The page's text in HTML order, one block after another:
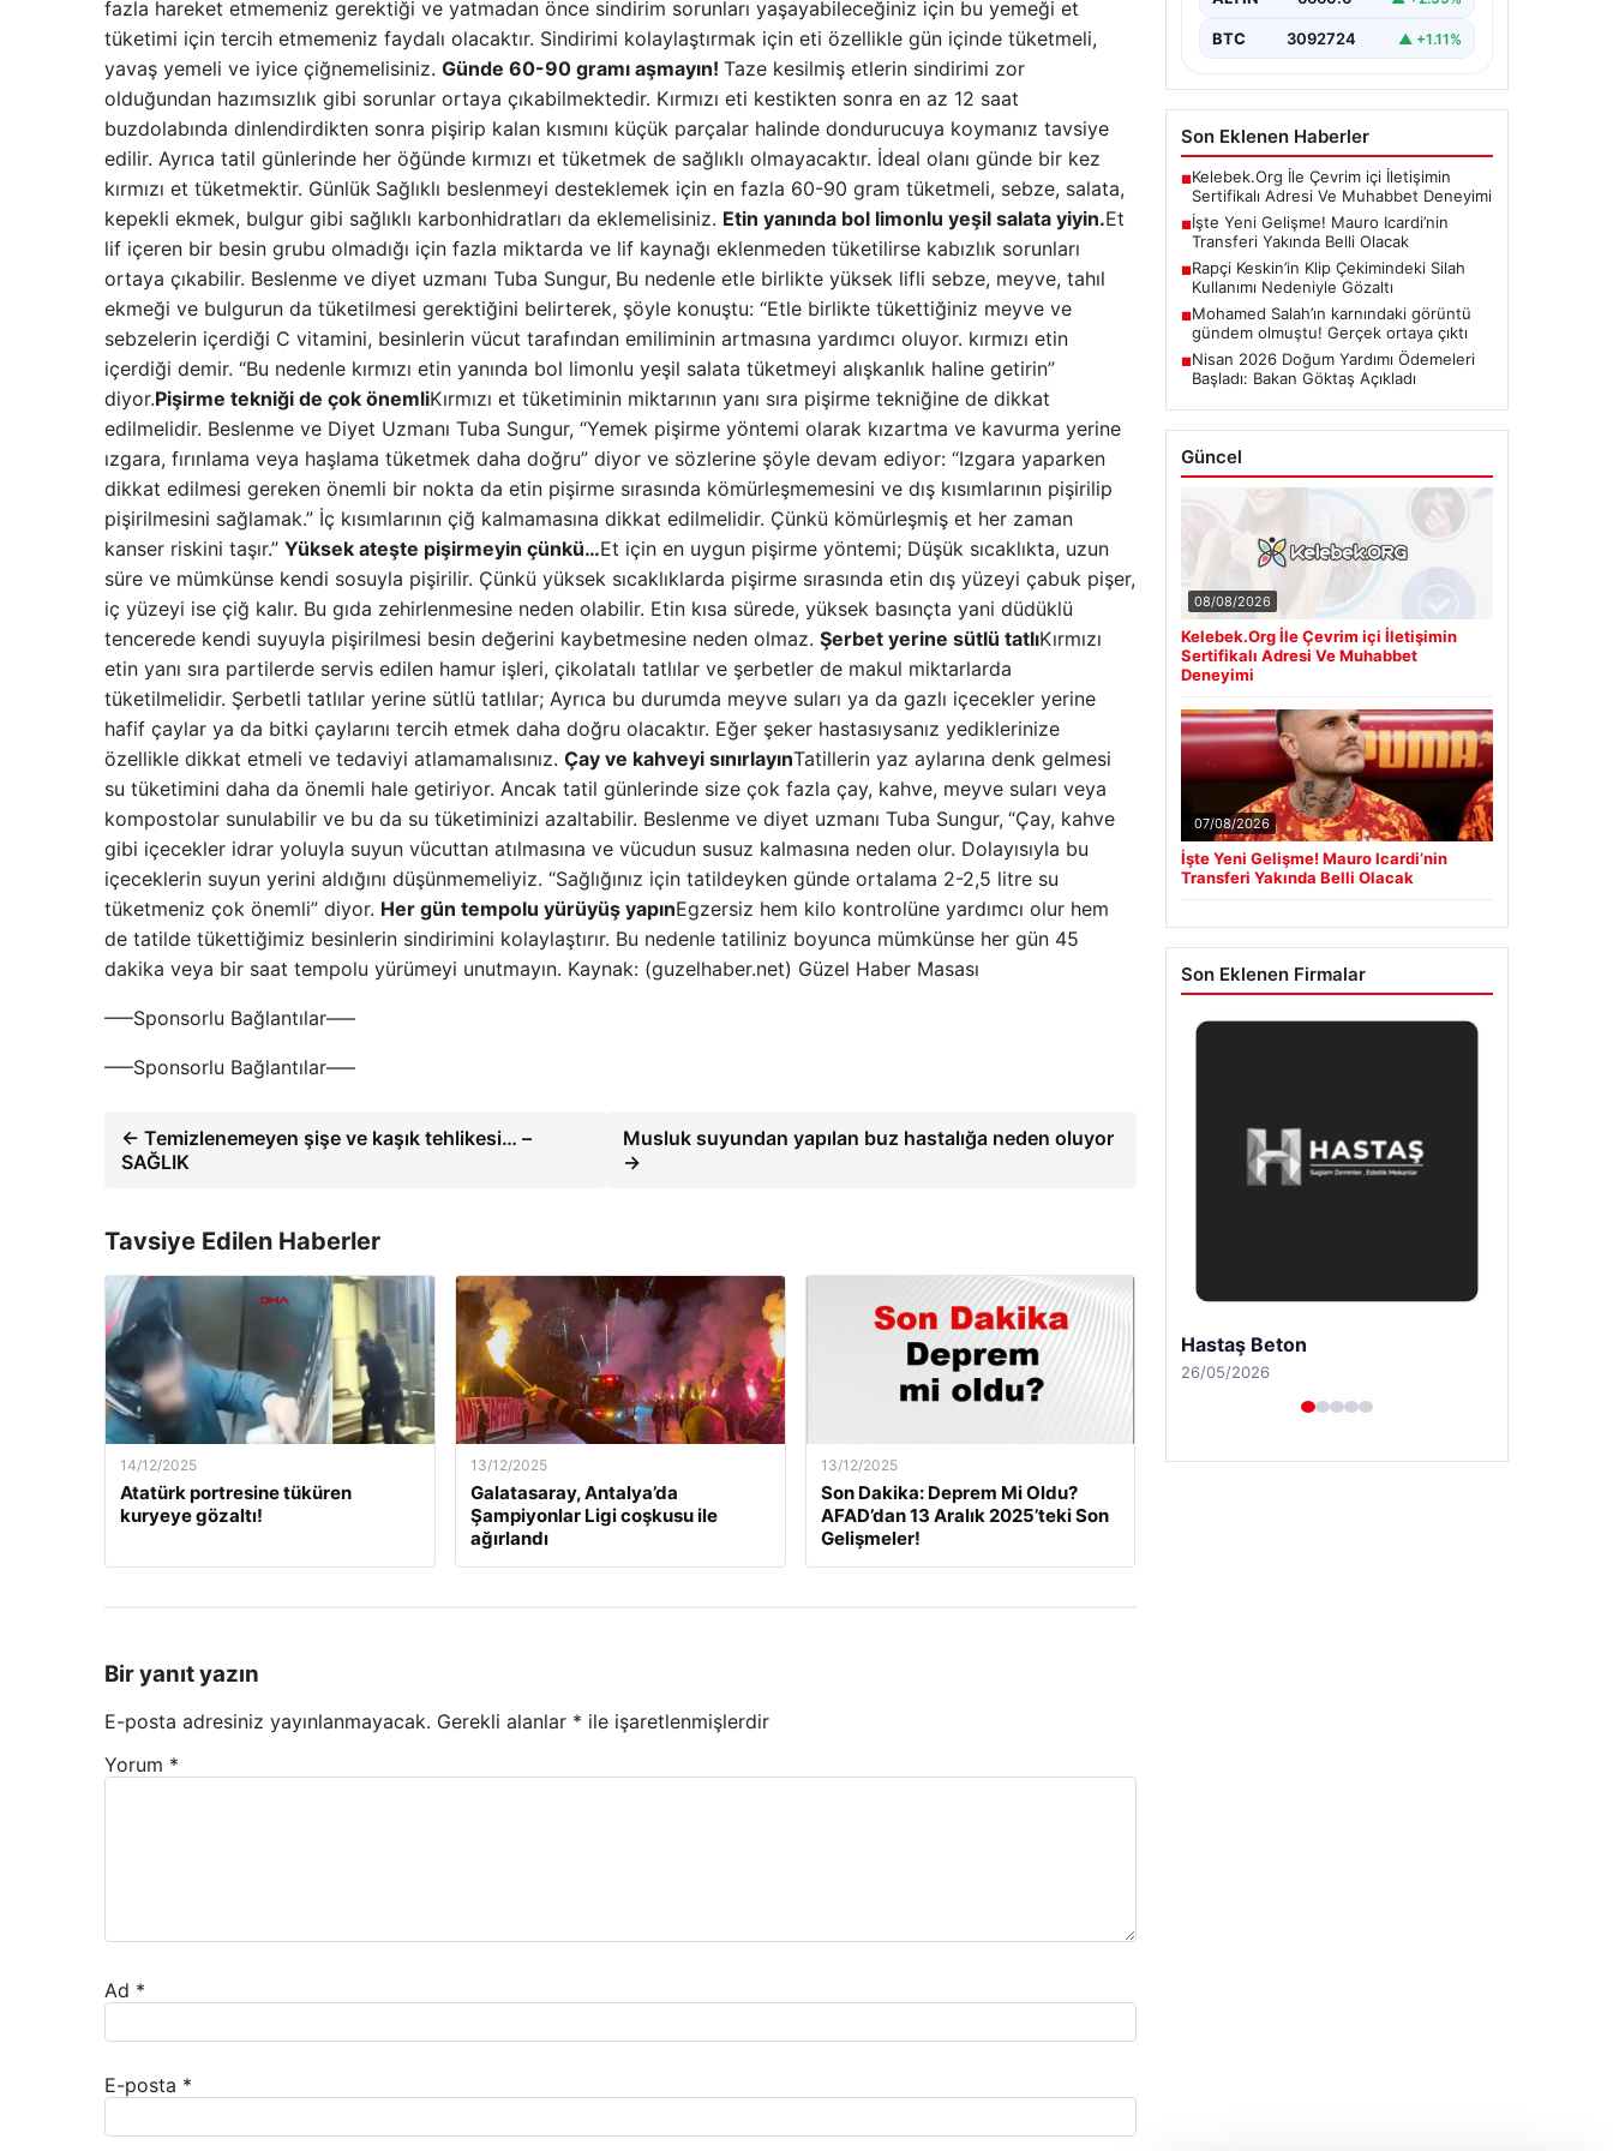
fazla hareket etmemeniz gerektiği ve yatmadan önce sindirim sorunları yaşayabileceğiniz için bu yemeği et
tüketimi için tercih etmemeniz faydalı olacaktır. Sindirimi kolaylaştırmak için eti özellikle gün içinde tüketmeli,
yavaş yemeli ve iyice çiğnemelisiniz. Günde 60-90 gramı aşmayın! Taze kesilmiş etlerin sindirimi zor
olduğundan hazımsızlık gibi sorunlar ortaya çıkabilmektedir. Kırmızı eti kestikten sonra en az 12 saat
buzdolabında dinlendirdikten sonra pişirip kalan kısmını küçük parçalar halinde dondurucuya koymanız tavsiye
edilir. Ayrıca tatil günlerinde her öğünde kırmızı et tüketmek de sağlıklı olmayacaktır. İdeal olanı günde bir kez
kırmızı et tüketmektir. Günlük Sağlıklı beslenmeyi desteklemek için en fazla 60-90 gram tüketmeli, sebze, salata,
kepekli ekmek, bulgur gibi sağlıklı karbonhidratları da eklemelisiniz. Etin yanında bol limonlu yeşil salata yiyin.Et
lif içeren bir besin grubu olmadığı için fazla miktarda ve lif kaynağı eklenmeden tüketilirse kabızlık sorunları
ortaya çıkabilir. Beslenme ve diyet uzmanı Tuba Sungur, Bu nedenle etle birlikte yüksek lifli sebze, meyve, tahıl
ekmeği ve bulgurun da tüketilmesi gerektiğini belirterek, şöyle konuştu: “Etle birlikte tükettiğiniz meyve ve
sebzelerin içerdiği C vitamini, besinlerin vücut tarafından emiliminin artmasına yardımcı oluyor. kırmızı etin
içerdiği demir. “Bu nedenle kırmızı etin yanında bol limonlu yeşil salata tüketmeyi alışkanlık haline getirin”
diyor.Pişirme tekniği de çok önemliKırmızı et tüketiminin miktarının yanı sıra pişirme tekniğine de dikkat
edilmelidir. Beslenme ve Diyet Uzmanı Tuba Sungur, “Yemek pişirme yöntemi olarak kızartma ve kavurma yerine
ızgara, fırınlama veya haşlama tüketmek daha doğru” diyor ve sözlerine şöyle devam ediyor: “Izgara yaparken
dikkat edilmesi gereken önemli bir nokta da etin pişirme sırasında kömürleşmemesini ve dış kısımlarının pişirilip
pişirilmesini sağlamak.” İç kısımlarının çiğ kalmamasına dikkat edilmelidir. Çünkü kömürleşmiş et her zaman
kanser riskini taşır.” Yüksek ateşte pişirmeyin çünkü…Et için en uygun pişirme yöntemi; Düşük sıcaklıkta, uzun
süre ve mümkünse kendi sosuyla pişirilir. Çünkü yüksek sıcaklıklarda pişirme sırasında etin dış yüzeyi çabuk pişer,
iç yüzeyi ise çiğ kalır. Bu gıda zehirlenmesine neden olabilir. Etin kısa sürede, yüksek basınçta yani düdüklü
tencerede kendi suyuyla pişirilmesi besin değerini kaybetmesine neden olmaz. Şerbet yerine sütlü tatlıKırmızı
etin yanı sıra partilerde servis edilen hamur işleri, çikolatalı tatlılar ve şerbetler de makul miktarlarda
tüketilmelidir. Şerbetli tatlılar yerine sütlü tatlılar; Ayrıca bu durumda meyve suları ya da gazlı içecekler yerine
hafif çaylar ya da bitki çaylarını tercih etmek daha doğru olacaktır. Eğer şeker hastasıysanız yediklerinize
özellikle dikkat etmeli ve tedaviyi atlamamalısınız. Çay ve kahveyi sınırlayınTatillerin yaz aylarına denk gelmesi
su tüketimini daha da önemli hale getiriyor. Ancak tatil günlerinde size çok fazla çay, kahve, meyve suları veya
kompostolar sunulabilir ve bu da su tüketiminizi azaltabilir. Beslenme ve diyet uzmanı Tuba Sungur, “Çay, kahve
gibi içecekler idrar yoluyla suyun vücuttan atılmasına ve vücudun susuz kalmasına neden olur. Dolayısıyla bu
içeceklerin suyun yerini aldığını düşünmemeliyiz. “Sağlığınız için tatildeyken günde ortalama 2-2,5 litre su
tüketmeniz çok önemli” diyor. Her gün tempolu yürüyüş yapınEgzersiz hem kilo kontrolüne yardımcı olur hem
de tatilde tükettiğimiz besinlerin sindirimini kolaylaştırır. Bu nedenle tatiliniz boyunca mümkünse her gün 45
dakika veya bir saat tempolu yürümeyi unutmayın. Kaynak: (guzelhaber.net) Güzel Haber Masası
—–Sponsorlu Bağlantılar—–
—–Sponsorlu Bağlantılar—–
← Temizlenemeyen şişe ve kaşık tehlikesi… –
SAĞLIK
Musluk suyundan yapılan buz hastalığa neden oluyor
→
Tavsiye Edilen Haberler
14/12/2025
Atatürk portresine tüküren
kuryeye gözaltı!
13/12/2025
Galatasaray, Antalya’da
Şampiyonlar Ligi coşkusu ile
ağırlandı
13/12/2025
Son Dakika: Deprem Mi Oldu?
AFAD’dan 13 Aralık 2025’teki Son
Gelişmeler!
Bir yanıt yazın
E-posta adresiniz yayınlanmayacak. Gerekli alanlar * ile işaretlenmişlerdir
Yorum *
Ad *
E-posta *
yeni adresini…
BTC 3092724 ▲ +1.11%
Son Eklenen Haberler
■Kelebek.Org İle Çevrim içi İletişimin
Sertifikalı Adresi Ve Muhabbet Deneyimi
■İşte Yeni Gelişme! Mauro Icardi’nin
Transferi Yakında Belli Olacak
■Rapçi Keskin’in Klip Çekimindeki Silah
Kullanımı Nedeniyle Gözaltı
■Mohamed Salah’ın karnındaki görüntü
gündem olmuştu! Gerçek ortaya çıktı
■Nisan 2026 Doğum Yardımı Ödemeleri
Başladı: Bakan Göktaş Açıkladı
Güncel
08/08/2026
Kelebek.Org İle Çevrim içi İletişimin
Sertifikalı Adresi Ve Muhabbet
Deneyimi
07/08/2026
İşte Yeni Gelişme! Mauro Icardi’nin
Transferi Yakında Belli Olacak
Son Eklenen Firmalar
Enes Kaplan Avukatlık Bürosu
28/04/2026